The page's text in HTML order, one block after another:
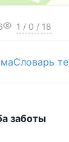
1 / 0 / 18
Словарь
заботы